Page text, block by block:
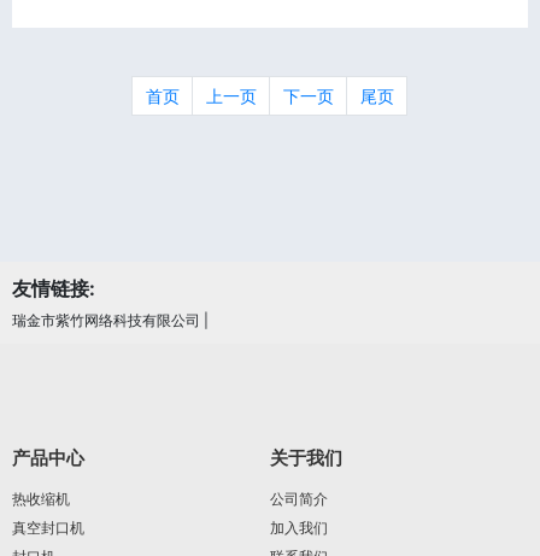
首页 上一页 下一页 尾页
友情链接:
瑞金市紫竹网络科技有限公司
产品中心
热收缩机
真空封口机
关于我们
公司简介
加入我们